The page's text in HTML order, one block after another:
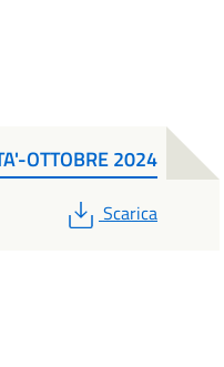
OTTOBRE 2024
PDF
Scarica